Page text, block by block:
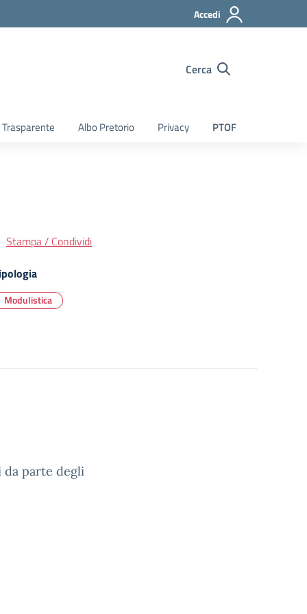
Accedi
Cerca
Albo Pretorio Privacy PTOF
Stampa / Condividi
Modulistica
parte degli